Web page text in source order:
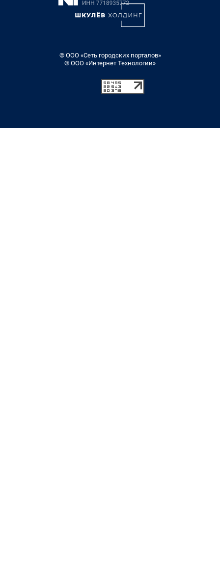
© ООО «Сеть городских порталов»
© ООО «Интернет Технологии»